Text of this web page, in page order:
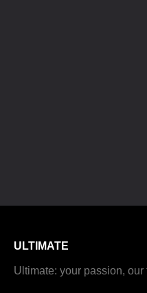
ULTIMATE
Ultimate: your passion, our